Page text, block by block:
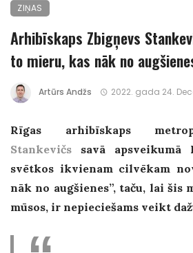
ZIŅAS
Arhibīskaps Zbigņevs
to mieru, kas nāk no
Artūrs Andžs 2022. gada 24.
Rīgas arhibīskaps
Stankevičs savā apsveikumā
svētkos ikvienam cilvēkam
nāk no augšienes”, taču, lai šis
mūsos, ir nepieciešams veikt